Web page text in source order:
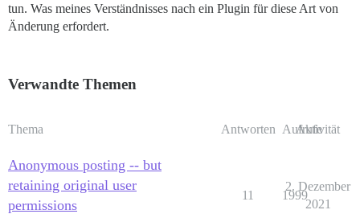
tun. Was meines Verständnisses nach ein Plugin für diese Art von
Änderung erfordert.
Verwandte Themen
Thema Antworten Aufrufe
Aktivität
Anonymous posting -- but
retaining original user
permissions
11 1999
2. Dezember
2021